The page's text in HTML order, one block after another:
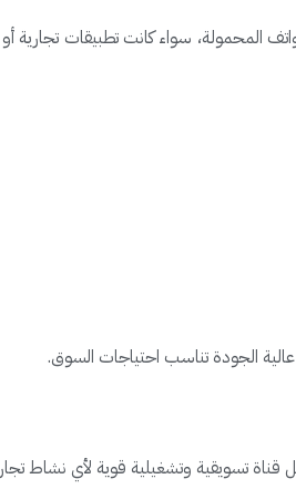
المحمولة، سواء كانت تطبيقات تجارية
الجودة تناسب احتياجات السوق.
قناة تسويقية وتشغيلية قوية لأي نشاط